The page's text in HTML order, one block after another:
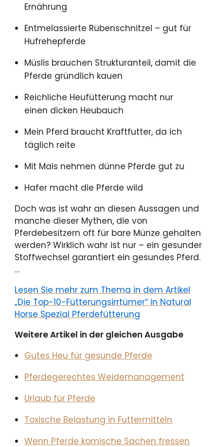
Ernährung
Entmelassierte Rübenschnitzel – gut für
Hufrehepferde
Müslis brauchen Strukturanteil, damit die
Pferde gründlich kauen
Reichliche Heufütterung macht nur
einen dicken Heubauch
Mein Pferd braucht Kraftfutter, da ich
täglich reite
Mit Mais nehmen dünne Pferde gut zu
Hafer macht die Pferde wild
Doch was ist wahr an diesen Aussagen und
manche dieser Mythen, die von
Pferdebesitzern oft für bare Münze gehalten
werden? Wirklich wahr ist nur – ein gesunder
Stoffwechsel garantiert ein gesundes Pferd.
…
Lesen Sie mehr zum Thema in dem Artikel
„Die Top-10-Fütterungsirrtümer“ in Natural
Horse Spezial Pferdefütterung
Weitere Artikel in der gleichen Ausgabe
Gutes Heu für gesunde Pferde
Pferdegerechtes Weidemanagement
Urlaub für Pferde
Toxische Belastung in Futtermitteln
Wenn Pferde komische Sachen fressen